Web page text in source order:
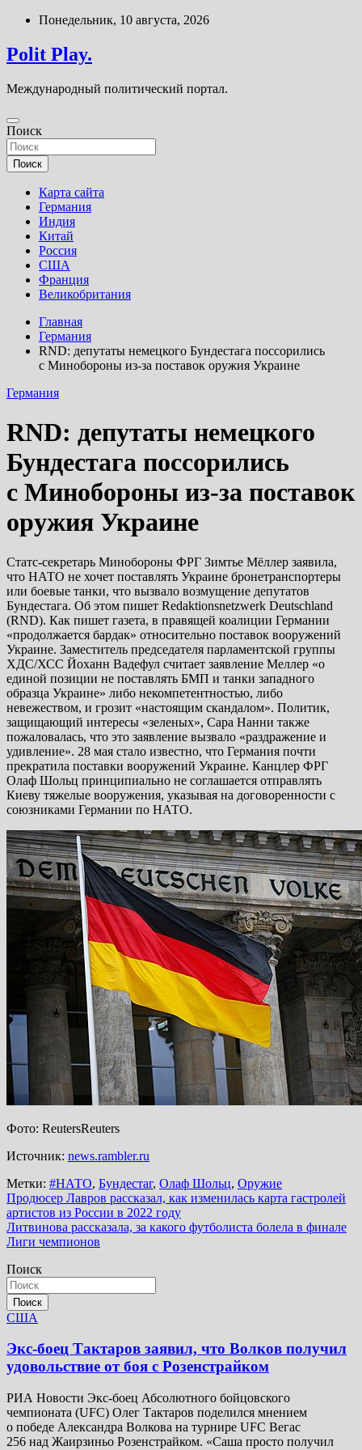
Перейти
содержимому
Понедельник, 10 августа, 2026
Polit Play.
Международный политический портал.
Поиск
Поиск
Карта сайта
Германия
Индия
Китай
Россия
США
Франция
Великобритания
Главная
Германия
RND: депутаты немецкого Бундестага поссорились
с Минобороны из-за поставок оружия Украине
Германия
RND: депутаты немецкого
Бундестага поссорились
с Минобороны из-за поставок
оружия Украине
Статс-секретарь Минобороны ФРГ Зимтье Мёллер заявила,
что НАТО не хочет поставлять Украине бронетранспортеры
или боевые танки, что вызвало возмущение депутатов
Бундестага. Об этом пишет Redaktionsnetzwerk Deutschland
(RND). Как пишет газета, в правящей коалиции Германии
«продолжается бардак» относительно поставок вооружений
Украине. Заместитель председателя парламентской группы
ХДС/ХСС Йоханн Вадефул считает заявление Меллер «о
единой позиции не поставлять БМП и танки западного
образца Украине» либо некомпетентностью, либо
невежеством, и грозит «настоящим скандалом». Политик,
защищающий интересы «зеленых», Сара Нанни также
пожаловалась, что это заявление вызвало «раздражение и
удивление». 28 мая стало известно, что Германия почти
прекратила поставки вооружений Украине. Канцлер ФРГ
Олаф Шольц принципиально не соглашается отправлять
Киеву тяжелые вооружения, указывая на договоренности с
союзниками Германии по НАТО.
Фото: ReutersReuters
Источник: news.rambler.ru
Метки: #НАТО, Бундестаг, Олаф Шольц, Оружие
Навигация
по
записям
Продюсер Лавров рассказал, как изменилась карта гастролей
артистов из России в 2022 году
Литвинова рассказала, за какого футболиста болела в финале
Лиги чемпионов
Поиск
Поиск
США
Экс-боец Тактаров заявил, что Волков получил
удовольствие от боя с Розенстрайком
РИА Новости Экс-боец Абсолютного бойцовского
чемпионата (UFC) Олег Тактаров поделился мнением
о победе Александра Волкова на турнире UFC Вегас
256 над Жаирзиньо Розенстрайком. «Саша просто получил